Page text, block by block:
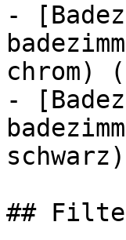
-
chrom)
-
##